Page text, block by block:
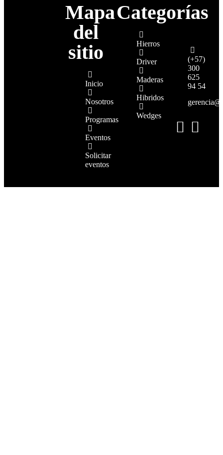
Mapa
del
sitio
Inicio
Nosotros
Programas
Eventos
Solicitar
eventos
Categorías
Hierros
Driver
Maderas
Hibridos
Wedges
(+57)
300
625
94 54